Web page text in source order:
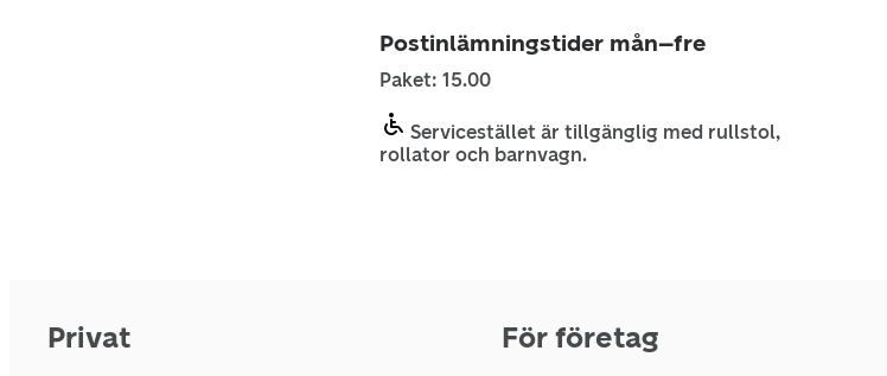
Postinlämningstider mån–fre
Paket: 15.00
Servicestället är tillgänglig med rullstol,
rollator och barnvagn.
Privat För företag